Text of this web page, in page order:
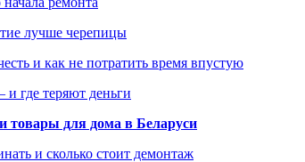
лучше черепицы
и как не потратить время впустую
где теряют деньги
товары для дома в Беларуси
и сколько стоит демонтаж